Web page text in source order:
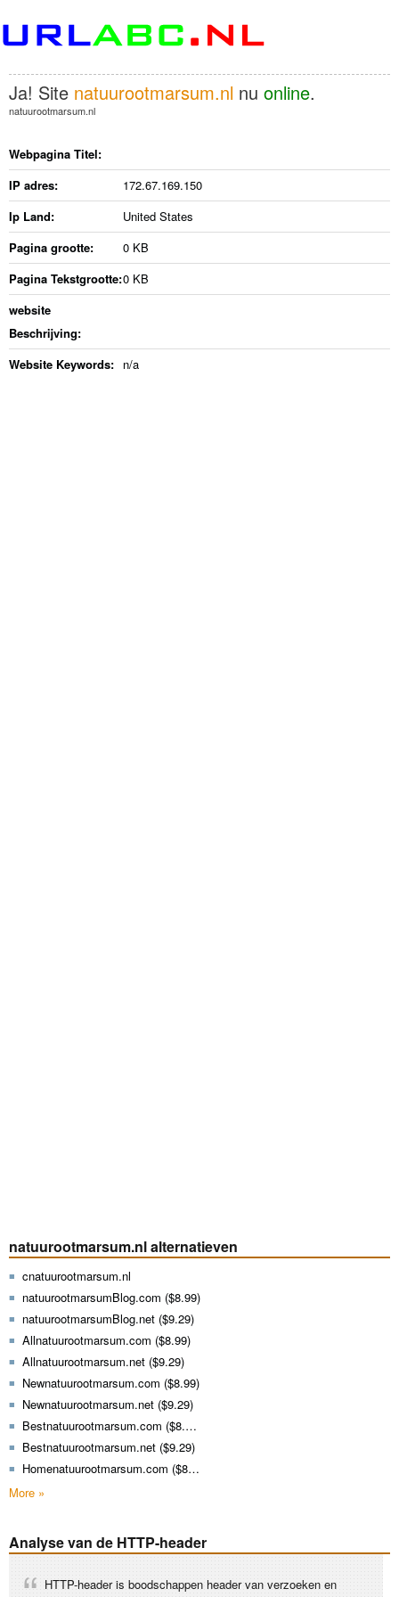
Ja! Site natuurootmarsum.nl nu online.
natuurootmarsum.nl
Webpagina Titel:
IP adres:
172.67.169.150
Ip Land:
United States
Pagina grootte:
0 KB
Pagina Tekstgrootte:0 KB
website
Beschrijving:
Website Keywords: n/a
natuurootmarsum.nl alternatieven
cnatuurootmarsum.nl
natuurootmarsumBlog.com ($8.99)
natuurootmarsumBlog.net ($9.29)
Allnatuurootmarsum.com ($8.99)
Allnatuurootmarsum.net ($9.29)
Newnatuurootmarsum.com ($8.99)
Newnatuurootmarsum.net ($9.29)
Bestnatuurootmarsum.com ($8.99)
Bestnatuurootmarsum.net ($9.29)
Homenatuurootmarsum.com ($8.99)
More »
Analyse van de HTTP-header
HTTP-header is boodschappen header van verzoeken en